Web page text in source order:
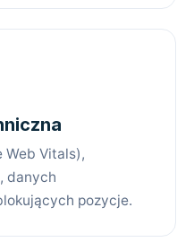
Web Vitals),
danych
pozycje.